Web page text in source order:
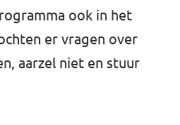
Westfalen
ook in het
er vragen over
aarzel niet en stuur